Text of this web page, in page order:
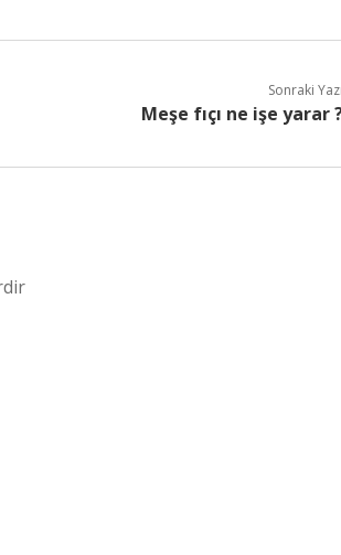
Sonraki Yazı
Meşe fıçı ne işe yarar